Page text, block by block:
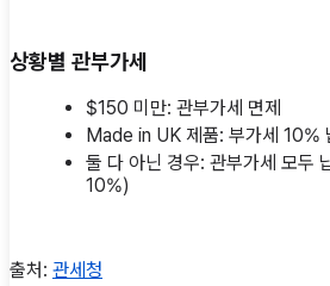
상황별 관부가세
$150 미만: 관부가세 면제
Made in UK 제품: 부가세 10%
둘 다 아닌 경우: 관부가세 모두
10%)
출처: 관세청